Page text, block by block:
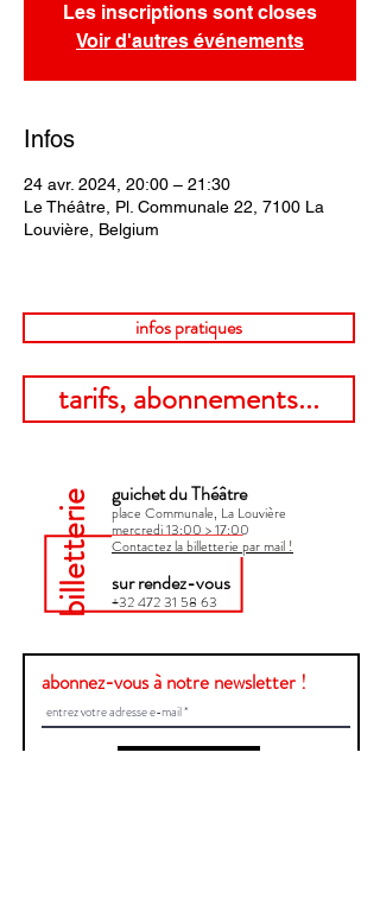
Les inscriptions sont closes
Voir d'autres événements
Infos
24 avr. 2024, 20:00 – 21:30
Le Théâtre, Pl. Communale 22, 7100 La
Louvière, Belgium
infos pratiques
tarifs, abonnements...
billetterie guichet du Théâtre
place Communale, La Louvière
mercredi 13:00 > 17:00​
Contactez la billetterie par mail !
sur rendez-vous
+32 472 31 58 63
abonnez-vous à notre newsletter !
Envoyer